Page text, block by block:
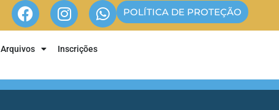
POLÍTICA DE PROTEÇÃO
Arquivos Inscrições